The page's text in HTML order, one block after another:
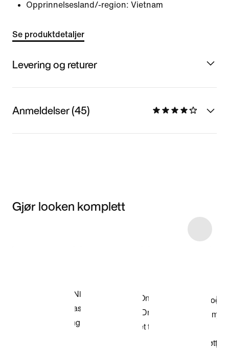
Opprinnelsesland/-region: Vietnam
Se produktdetaljer
Levering og returer
Anmeldelser (45)
Gjør looken komplett